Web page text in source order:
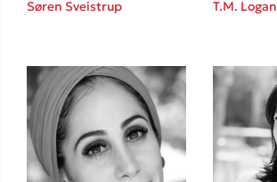
Sebastian Fitzek
Playlist
Søren Sveistrup T.M. Logan